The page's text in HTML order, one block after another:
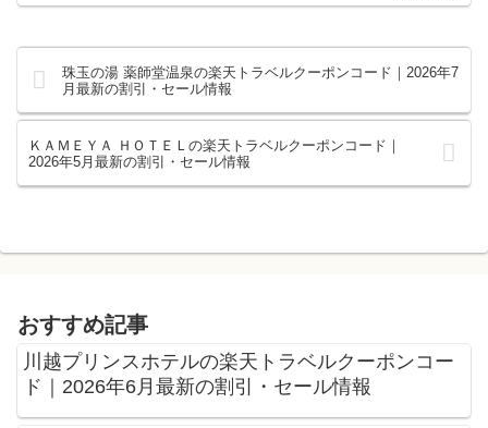
珠玉の湯 薬師堂温泉の楽天トラベルクーポンコード｜2026年7
月最新の割引・セール情報
ＫＡＭＥＹＡ ＨＯＴＥＬの楽天トラベルクーポンコード｜
2026年5月最新の割引・セール情報
おすすめ記事
川越プリンスホテルの楽天トラベルクーポンコー
ド｜2026年6月最新の割引・セール情報